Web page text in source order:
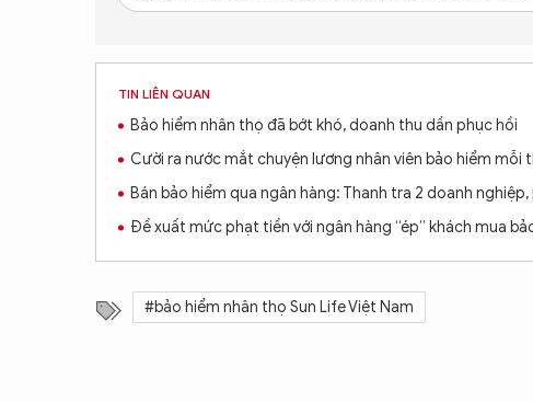
TIN LIÊN QUAN
Bảo hiểm nhân thọ đã bớt khó, doanh thu dần phục hồi
Cười ra nước mắt chuyện lương nhân viên bảo hiểm mỗi
Bán bảo hiểm qua ngân hàng: Thanh tra 2 doanh
Đề xuất mức phạt tiền với ngân hàng “ép” khách mua
#bảo hiểm nhân thọ Sun Life Việt Nam